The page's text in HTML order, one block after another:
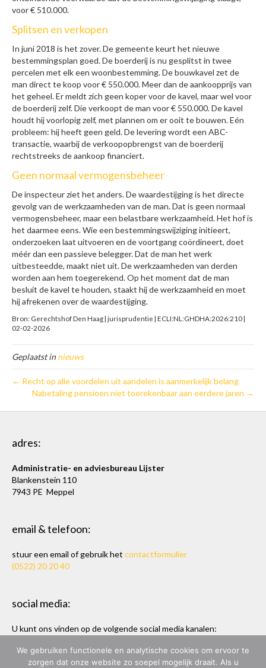
voor € 510.000.
Splitsen en verkopen
In juni 2018 is het zover. De gemeente keurt het nieuwe
bestemmingsplan goed. De boerderij is nu gesplitst in twee
percelen met elk een woonbestemming. De bouwkavel zet de
man direct te koop voor € 550.000. Meer dan de aankoopprijs van
het geheel. Er meldt zich geen koper voor de kavel, maar wel voor
de boerderij zelf. Die verkoopt de man voor € 550.000. De kavel
houdt hij voorlopig zelf, met plannen om er ooit te bouwen. Eén
probleem: hij heeft geen geld. De levering wordt een ABC-
transactie, waarbij de verkoopopbrengst van de boerderij
rechtstreeks de aankoop financiert.
Geen normaal vermogensbeheer
De inspecteur ziet het anders. De waardestijging is het directe
gevolg van de werkzaamheden van de man. Dat is geen normaal
vermogensbeheer, maar een belastbare werkzaamheid. Het hof is
het daarmee eens. Wie een bestemmingswijziging initieert,
onderzoeken laat uitvoeren en de voortgang coördineert, doet
méér dan een passieve belegger. Dat de man het werk
uitbesteedde, maakt niet uit. De werkzaamheden van derden
worden aan hem toegerekend. Op het moment dat de man
besluit de kavel te houden, staakt hij de werkzaamheid en moet
hij afrekenen over de waardestijging.
Bron: Gerechtshof Den Haag | jurisprudentie | ECLI:NL:GHDHA:2026:210 |
02-02-2026
Geplaatst innieuws
← Recht op alle voordelen uit aandelen is aanmerkelijk belang
Nabetaling pensioen niet toerekenbaar aan eerdere jaren →
adres:
Administratie- en adviesbureau Lijster
Blankenstein 110
7943 PE Meppel
email & telefoon:
stuur een email of gebruik het contactformulier
(0522) 20 20 40
social media:
U kunt ons vinden op de volgende social media kanalen:
We gebruiken functionele en analytische cookies om ervoor te
zorgen dat onze website zo soepel mogelijk draait. Als u